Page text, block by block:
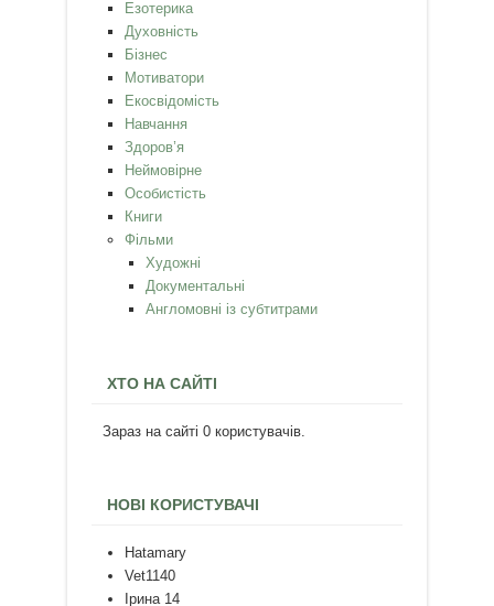
Езотерика
Духовність
Бізнес
Мотиватори
Екосвідомість
Навчання
Здоров’я
Неймовірне
Особистість
Книги
Фільми
Художні
Документальні
Англомовні із субтитрами
ХТО НА САЙТІ
Зараз на сайті 0 користувачів.
НОВІ КОРИСТУВАЧІ
Hatamary
Vet1140
Ірина 14